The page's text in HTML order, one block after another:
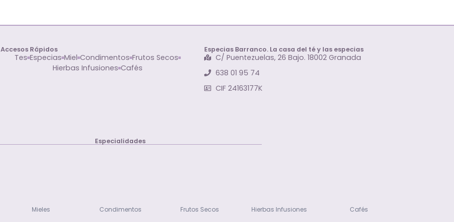
Accesos Rápidos
Tes Especias Miel Condimentos Frutos Secos
Hierbas Infusiones Cafés
Especias Barranco. La casa del té y las especias
C/ Puentezuelas, 26 Bajo. 18002 Granada
638 01 95 74
CIF 24163177K
Especialidades
Mieles Condimentos Frutos Secos Hierbas Infusiones Cafés